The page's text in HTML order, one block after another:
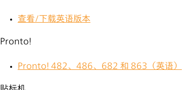
查看/下载英语版本
Pronto!
Pronto! 482、486、682 和 863（英语）